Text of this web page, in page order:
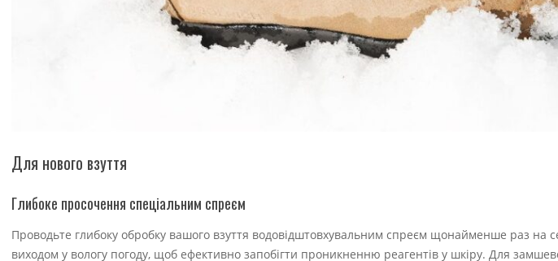
Для нового взуття
Глибоке просочення спеціальним спреєм
Проводьте глибоку обробку вашого взуття водовідштовхувальним спреєм щонайменше раз на
виходом у вологу погоду, щоб ефективно запобігти проникненню реагентів у шкіру. Для